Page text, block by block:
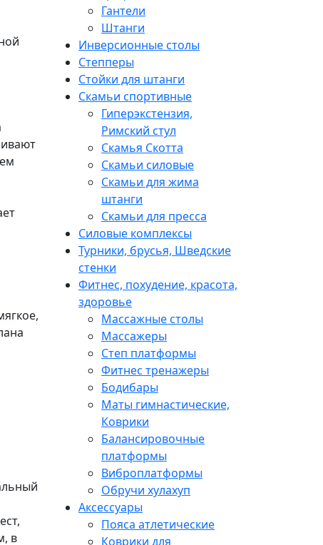
в
Гантели
Штанги
Инверсионные столы
Степперы
Стойки для штанги
Скамьи спортивные
Гиперэкстензия,
Римский стул
Скамья Скотта
Скамьи силовые
Скамьи для жима
штанги
Скамьи для пресса
Силовые комплексы
Турники, брусья, Шведские
стенки
Фитнес, похудение, красота,
здоровье
Массажные столы
Массажеры
Степ платформы
Фитнес тренажеры
Бодибары
Маты гимнастические,
Коврики
Балансировочные
платформы
Виброплатформы
Обручи хулахуп
Аксессуары
Пояса атлетические
Коврики для